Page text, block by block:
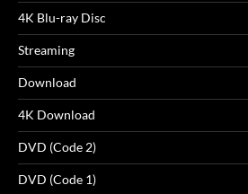
4K Blu-ray Disc
Streaming
Download
4K Download
DVD (Code 2)
DVD (Code 1)